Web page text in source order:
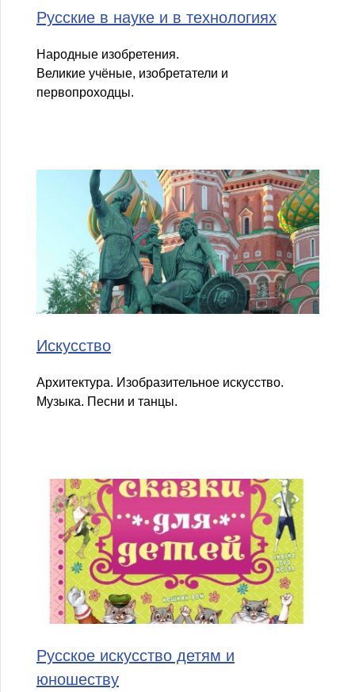
Русские в науке и в технологиях
Народные изобретения.
Великие учёные, изобретатели и
первопроходцы.
Искусство
Архитектура. Изобразительное искусство.
Музыка. Песни и танцы.
Русское искусство детям и
юношеству